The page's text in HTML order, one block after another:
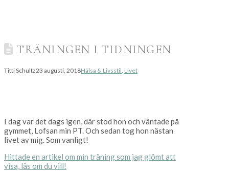
TRÄNINGEN I TIDNINGEN
Titti Schultz23 augusti, 2018Hälsa & Livsstil Livet
I dag var det dags igen, där stod hon och väntade på
gymmet, Lofsan min PT. Och sedan tog hon nästan
livet av mig. Som vanligt!
Hittade en artikel om min träning som jag glömt att
visa, läs om du vill!